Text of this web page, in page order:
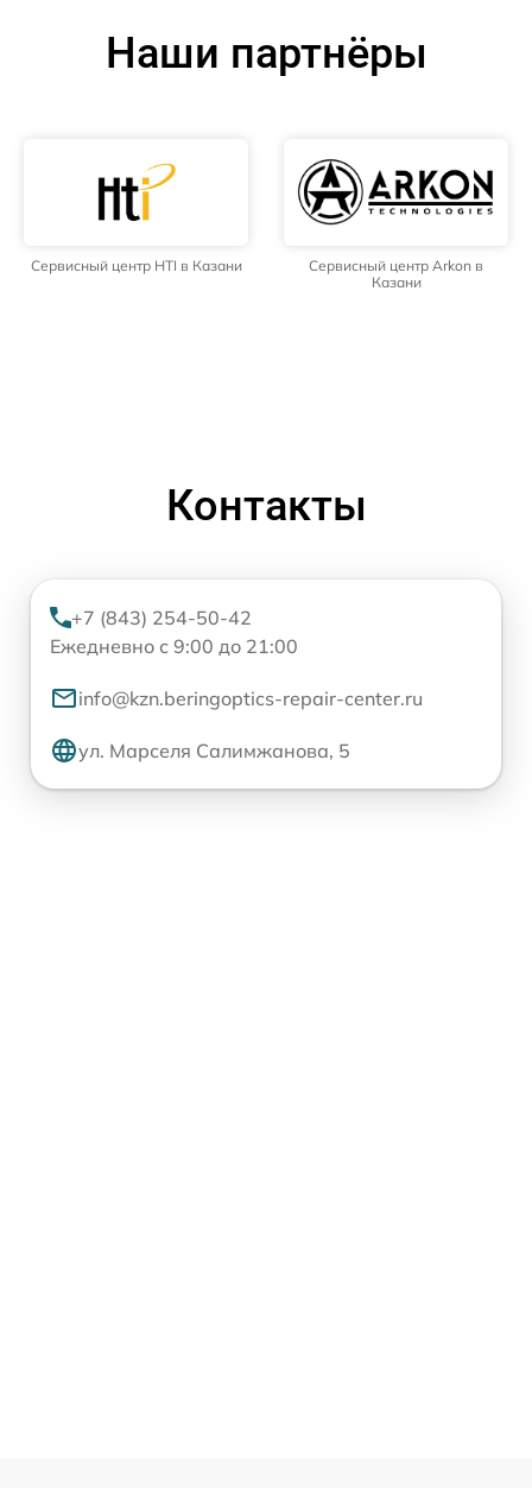
Наши партнёры
Сервисный центр HTI в Казани
Сервисный центр Arkon в
Казани
Контакты
+7 (843) 254-50-42
Ежедневно с 9:00 до 21:00
info@kzn.beringoptics-repair-center.ru
ул. Марселя Салимжанова, 5